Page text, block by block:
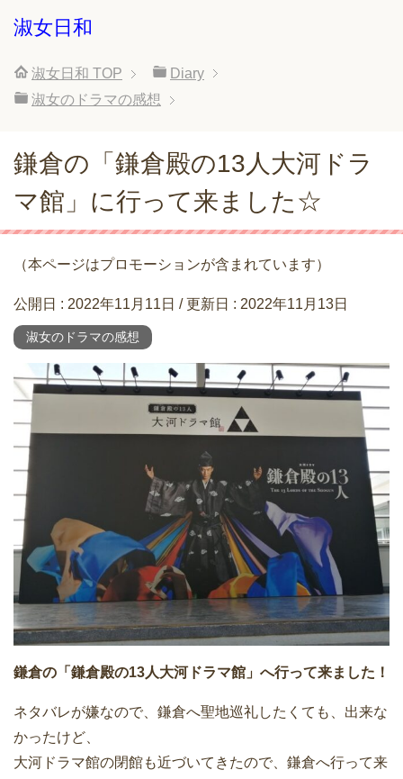
淑女日和
淑女日和 TOP
Diary
淑女のドラマの感想
鎌倉の「鎌倉殿の13人大河ドラ
マ館」に行って来ました☆
（本ページはプロモーションが含まれています）
公開日 : 2022年11月11日 / 更新日 : 2022年11月13日
淑女のドラマの感想
鎌倉の「鎌倉殿の13人大河ドラマ館」へ行って来ました！
ネタバレが嫌なので、鎌倉へ聖地巡礼したくても、出来な
かったけど、
大河ドラマ館の閉館も近づいてきたので、鎌倉へ行って来